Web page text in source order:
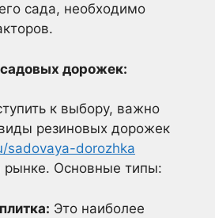
сада, необходимо
дорожек:
к выбору, важно
резиновых дорожек
sadovaya-dorozhka
рынке. Основные типы:
Это наиболее